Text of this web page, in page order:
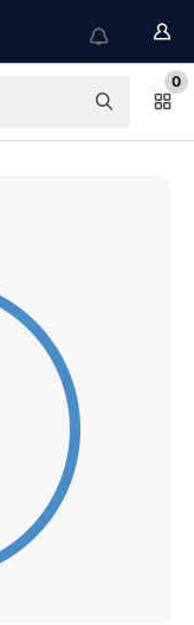
0